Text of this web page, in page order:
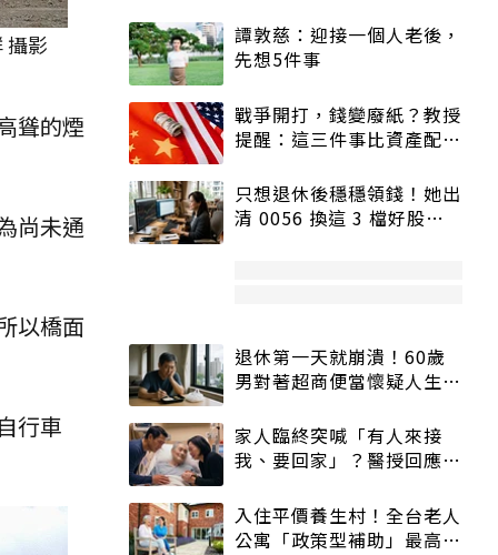
攝影
聳的煙
尚未通
以橋面
行車
譚敦慈：迎接一個人老後，
先想5件事
戰爭開打，錢變廢紙？教授
提醒：這三件事比資產配置
只想退休後穩穩領錢！她出
清 0056 換這 3 檔好股：
退休第一天就崩潰！60歲
男對著超商便當懷疑人生
家人臨終突喊「有人來接
我、要回家」？醫授回應方
入住平價養生村！全台老人
公寓「政策型補助」最高打